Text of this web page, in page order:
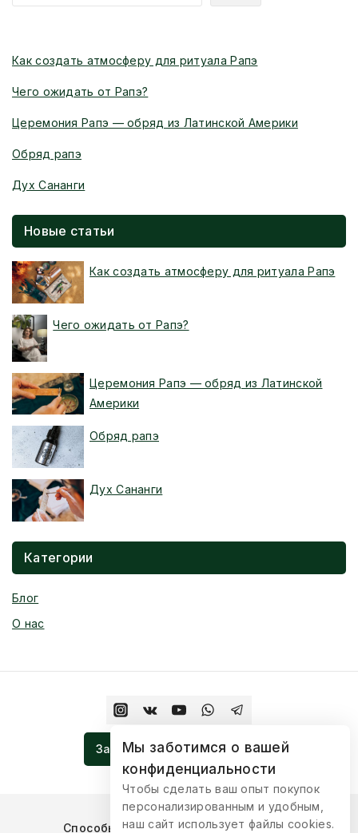
Как создать атмосферу для ритуала Рапэ
Чего ожидать от Рапэ?
Церемония Рапэ — обряд из Латинской Америки
Обряд рапэ
Дух Сананги
Новые статьи
Как создать атмосферу для ритуала Рапэ
Чего ожидать от Рапэ?
Церемония Рапэ — обряд из Латинской
Америки
Обряд рапэ
Дух Сананги
Категории
Блог
О нас
Записаться На Церемонию
Способы оплаты Условия доставки
Мы заботимся о вашей
конфиденциальности
Чтобы сделать ваш опыт покупок
персонализированным и удобным,
наш сайт использует файлы cookies.